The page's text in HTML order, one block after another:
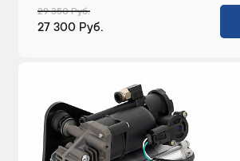
29 350 Руб.
27 300 Руб.